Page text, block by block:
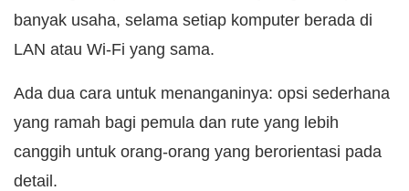
banyak usaha, selama setiap komputer berada di
LAN atau Wi-Fi yang sama.
Ada dua cara untuk menanganinya: opsi sederhana
yang ramah bagi pemula dan rute yang lebih
canggih untuk orang-orang yang berorientasi pada
detail.